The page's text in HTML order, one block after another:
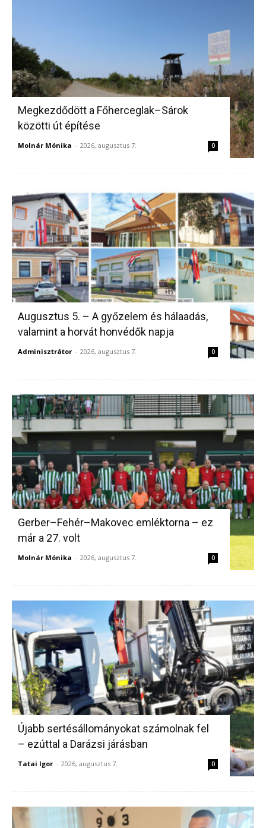
Megkezdődött a Főherceglak–Sárok
közötti út építése
Molnár Mónika - 2026, augusztus 7. 0
Augusztus 5. – A győzelem és hálaadás,
valamint a horvát honvédők napja
Adminisztrátor - 2026, augusztus 7. 0
Gerber–Fehér–Makovec emléktorna – ez
már a 27. volt
Molnár Mónika - 2026, augusztus 7. 0
Újabb sertésállományokat számolnak fel
– ezúttal a Darázsi járásban
Tatai Igor - 2026, augusztus 7. 0